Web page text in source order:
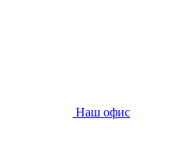
Наш офис